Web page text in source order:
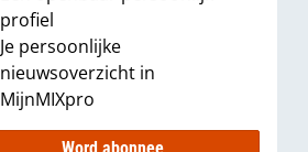
profiel
Je persoonlijke
nieuwsoverzicht in
MijnMIXpro